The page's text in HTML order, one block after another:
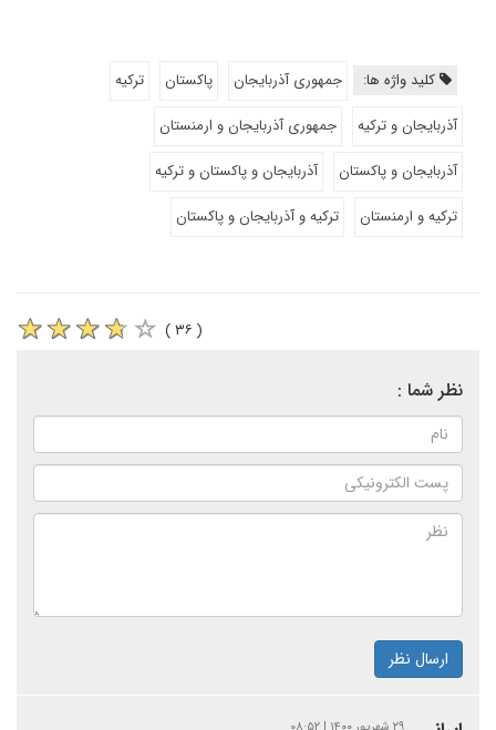
کلید واژه ها: جمهوری آذربایجان پاکستان
ترکیه
آذربایجان و ترکیه
جمهوری آذربایجان و ارمنستان
آذربایجان و پاکستان
آذربایجان و پاکستان و ترکیه
ترکیه و ارمنستان
ترکیه و آذربایجان و پاکستان
( ۳۶ )
نظر شما :
ارسال نظر